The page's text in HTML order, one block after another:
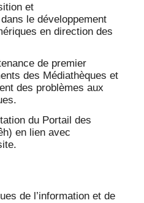
et
le développement
en direction des
de premier
des Médiathèques et
des problèmes aux
du Portail des
en lien avec
de l’information et de